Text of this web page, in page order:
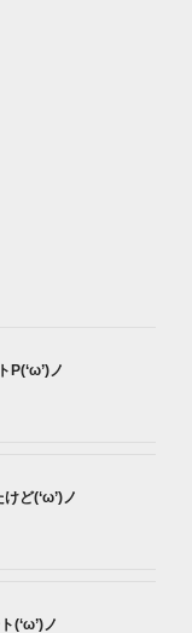
P(‘ω’)ノ
ど(‘ω’)ノ
(‘ω’)ノ